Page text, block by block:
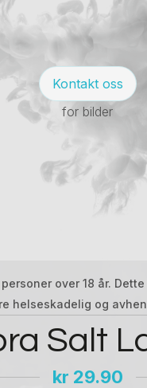
Kontakt oss
for bilder
over 18 år.
helseskadelig og
Salt
kr 29.90